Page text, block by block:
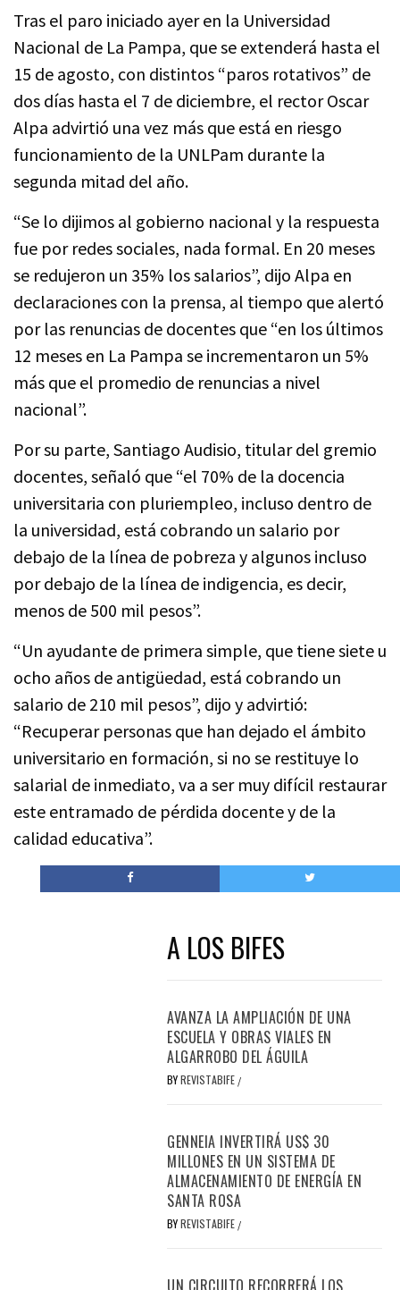
Tras el paro iniciado ayer en la Universidad
Nacional de La Pampa, que se extenderá hasta el
15 de agosto, con distintos “paros rotativos” de
dos días hasta el 7 de diciembre, el rector Oscar
Alpa advirtió una vez más que está en riesgo
funcionamiento de la UNLPam durante la
segunda mitad del año.
“Se lo dijimos al gobierno nacional y la respuesta
fue por redes sociales, nada formal. En 20 meses
se redujeron un 35% los salarios”, dijo Alpa en
declaraciones con la prensa, al tiempo que alertó
por las renuncias de docentes que “en los últimos
12 meses en La Pampa se incrementaron un 5%
más que el promedio de renuncias a nivel
nacional”.
Por su parte, Santiago Audisio, titular del gremio
docentes, señaló que “el 70% de la docencia
universitaria con pluriempleo, incluso dentro de
la universidad, está cobrando un salario por
debajo de la línea de pobreza y algunos incluso
por debajo de la línea de indigencia, es decir,
menos de 500 mil pesos”.
“Un ayudante de primera simple, que tiene siete u
ocho años de antigüedad, está cobrando un
salario de 210 mil pesos”, dijo y advirtió:
“Recuperar personas que han dejado el ámbito
universitario en formación, si no se restituye lo
salarial de inmediato, va a ser muy difícil restaurar
este entramado de pérdida docente y de la
calidad educativa”.
A LOS BIFES
AVANZA LA AMPLIACIÓN DE UNA
ESCUELA Y OBRAS VIALES EN
ALGARROBO DEL ÁGUILA
BYREVISTABIFE /
GENNEIA INVERTIRÁ US$ 30
MILLONES EN UN SISTEMA DE
ALMACENAMIENTO DE ENERGÍA EN
SANTA ROSA
BYREVISTABIFE /
UN CIRCUITO RECORRERÁ LOS